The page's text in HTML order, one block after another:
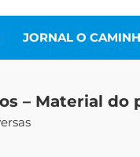
JORNAL O
– Material do